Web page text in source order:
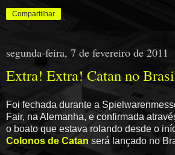
Compartilhar
segunda-feira, 7 de fevereiro de 2011
Extra! Extra! Catan no
Foi fechada durante a
Fair, na Alemanha, e confirmada
o boato que estava rolando desde o
Colonos de Catan será lançado no